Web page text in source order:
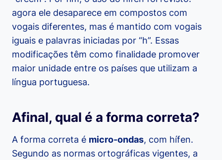
agora ele desaparece em compostos com
vogais diferentes, mas é mantido com vogais
iguais e palavras iniciadas por “h”. Essas
modificações têm como finalidade promover
maior unidade entre os países que utilizam a
língua portuguesa.
Afinal, qual é a forma correta?
A forma correta é micro-ondas, com hífen.
Segundo as normas ortográficas vigentes, a